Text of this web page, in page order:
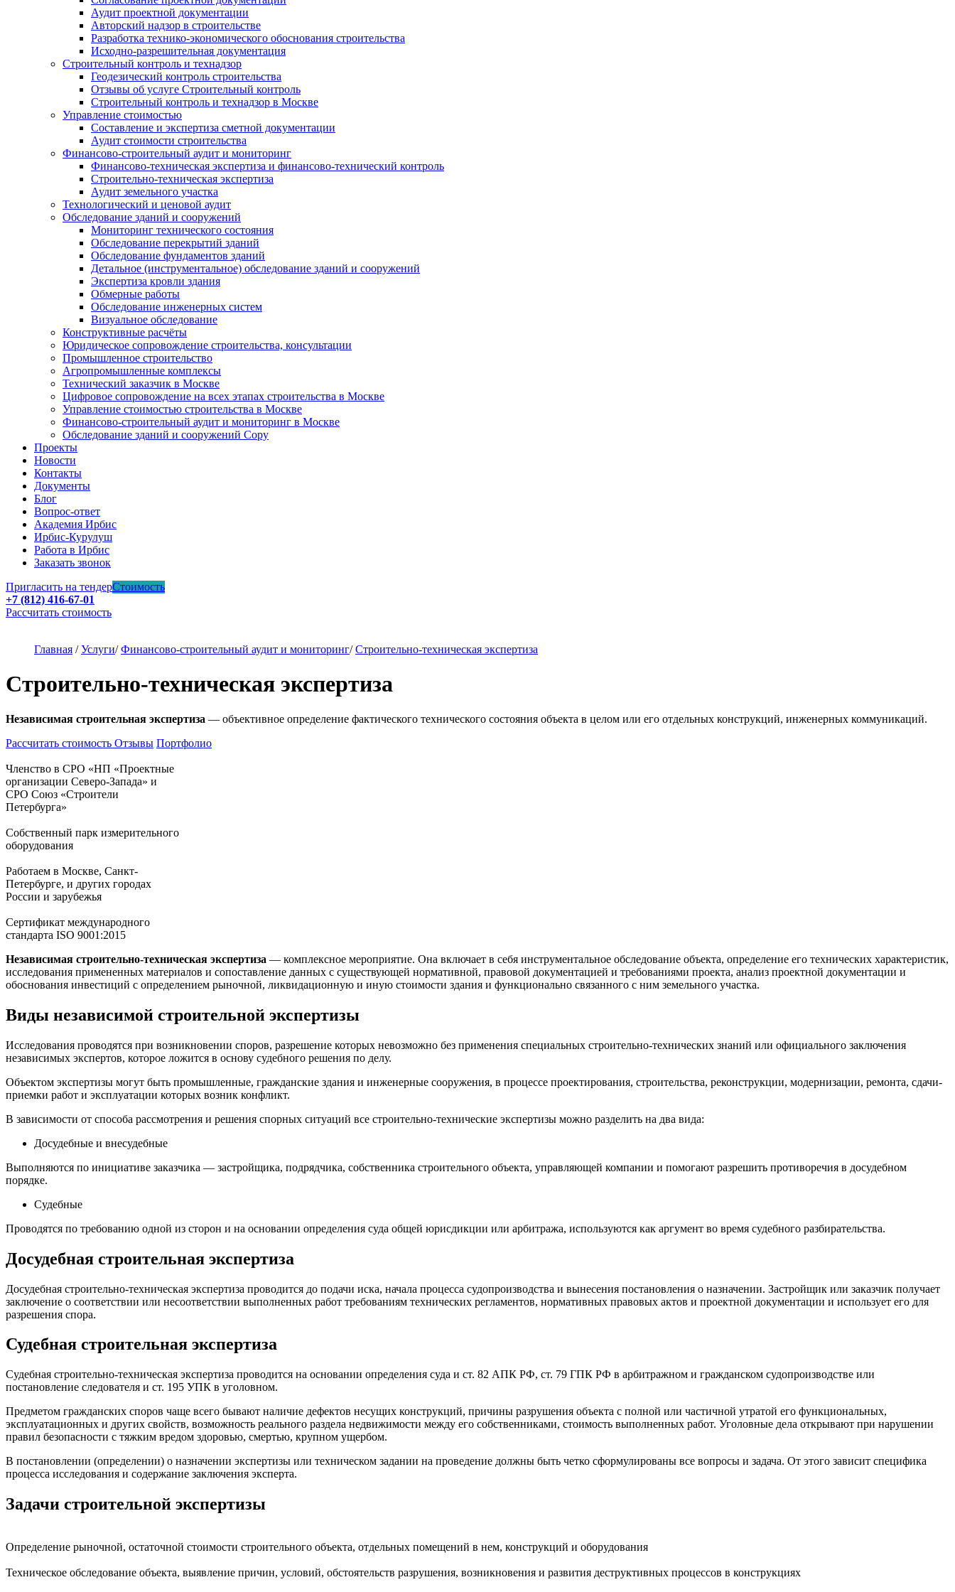
Аудит проектной документации
Авторский надзор в строительстве
Разработка технико-экономического обоснования строительства
Исходно-разрешительная документация
Строительный контроль и технадзор
Геодезический контроль строительства
Отзывы об услуге Строительный контроль
Строительный контроль и технадзор в Москве
Управление стоимостью
Составление и экспертиза сметной документации
Аудит стоимости строительства
Финансово-строительный аудит и мониторинг
Финансово-техническая экспертиза и финансово-технический контроль
Строительно-техническая экспертиза
Аудит земельного участка
Технологический и ценовой аудит
Обследование зданий и сооружений
Мониторинг технического состояния
Обследование перекрытий зданий
Обследование фундаментов зданий
Детальное (инструментальное) обследование зданий и сооружений
Экспертиза кровли здания
Обмерные работы
Обследование инженерных систем
Визуальное обследование
Конструктивные расчёты
Юридическое сопровождение строительства, консультации
Промышленное строительство
Агропромышленные комплексы
Технический заказчик в Москве
Цифровое сопровождение на всех этапах строительства в Москве
Управление стоимостью строительства в Москве
Финансово-строительный аудит и мониторинг в Москве
Обследование зданий и сооружений Copy
Проекты
Новости
Контакты
Документы
Блог
Вопрос-ответ
Академия Ирбис
Ирбис-Курулуш
Работа в Ирбис
Заказать звонок
Пригласить на тендерСтоимость
+7 (812) 416-67-01
Рассчитать стоимость
Главная /Услуги/ Финансово-строительный аудит и мониторинг/Строительно-техническая экспертиза
Строительно-техническая экспертиза
Независимая строительная экспертиза — объективное определение фактического технического состояния объекта в целом или его отдельных конструкций, инженерных коммуникаций.
Рассчитать стоимость Отзывы Портфолио
Членство в СРО «НП «Проектные
организации Северо-Запада» и
СРО Союз «Строители
Петербурга»
Собственный парк измерительного
оборудования
Работаем в Москве, Санкт-
Петербурге, и других городах
России и зарубежья
Сертификат международного
стандарта ISO 9001:2015
Независимая строительно-техническая экспертиза — комплексное мероприятие. Она включает в себя инструментальное обследование объекта, определение его технических характеристик,
исследования примененных материалов и сопоставление данных с существующей нормативной, правовой документацией и требованиями проекта, анализ проектной документации и
обоснования инвестиций с определением рыночной, ликвидационную и иную стоимости здания и функционально связанного с ним земельного участка.
Виды независимой строительной экспертизы
Исследования проводятся при возникновении споров, разрешение которых невозможно без применения специальных строительно-технических знаний или официального заключения
независимых экспертов, которое ложится в основу судебного решения по делу.
Объектом экспертизы могут быть промышленные, гражданские здания и инженерные сооружения, в процессе проектирования, строительства, реконструкции, модернизации, ремонта, сдачи-
приемки работ и эксплуатации которых возник конфликт.
В зависимости от способа рассмотрения и решения спорных ситуаций все строительно-технические экспертизы можно разделить на два вида:
Досудебные и внесудебные
Выполняются по инициативе заказчика — застройщика, подрядчика, собственника строительного объекта, управляющей компании и помогают разрешить противоречия в досудебном
порядке.
Судебные
Проводятся по требованию одной из сторон и на основании определения суда общей юрисдикции или арбитража, используются как аргумент во время судебного разбирательства.
Досудебная строительная экспертиза
Досудебная строительно-техническая экспертиза проводится до подачи иска, начала процесса судопроизводства и вынесения постановления о назначении. Застройщик или заказчик получает
заключение о соответствии или несоответствии выполненных работ требованиям технических регламентов, нормативных правовых актов и проектной документации и использует его для
разрешения спора.
Судебная строительная экспертиза
Судебная строительно-техническая экспертиза проводится на основании определения суда и ст. 82 АПК РФ, ст. 79 ГПК РФ в арбитражном и гражданском судопроизводстве или
постановление следователя и ст. 195 УПК в уголовном.
Предметом гражданских споров чаще всего бывают наличие дефектов несущих конструкций, причины разрушения объекта с полной или частичной утратой его функциональных,
эксплуатационных и других свойств, возможность реального раздела недвижимости между его собственниками, стоимость выполненных работ. Уголовные дела открывают при нарушении
правил безопасности с тяжким вредом здоровью, смертью, крупном ущербом.
В постановлении (определении) о назначении экспертизы или техническом задании на проведение должны быть четко сформулированы все вопросы и задача. От этого зависит специфика
процесса исследования и содержание заключения эксперта.
Задачи строительной экспертизы
Определение рыночной, остаточной стоимости строительного объекта, отдельных помещений в нем, конструкций и оборудования
Техническое обследование объекта, выявление причин, условий, обстоятельств разрушения, возникновения и развития деструктивных процессов в конструкциях